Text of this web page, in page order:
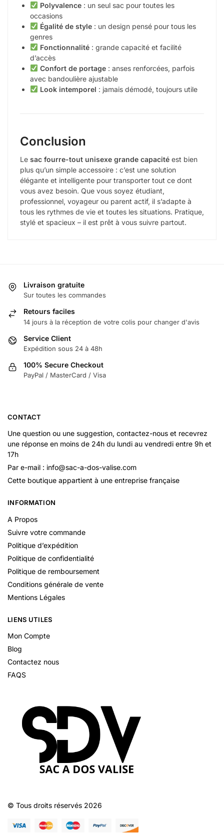
Polyvalence: un seul sac pour toutes les
occasions
Égalité de style: un design pensé pour tous les
genres
Fonctionnalité: grande capacité et facilité
d’accès
Confort de portage: anses renforcées, parfois
avec bandoulière ajustable
Look intemporel : jamais démodé, toujours utile
Conclusion
Le sac fourre-tout unisexe grande capacité est bien
plus qu’un simple accessoire : c’est une solution
élégante et intelligente pour transporter tout ce dont
vous avez besoin. Que vous soyez étudiant,
professionnel, voyageur ou parent actif, il s’adapte à
tous les rythmes de vie et toutes les situations. Pratique,
stylé et spacieux – il est prêt à vous suivre partout.
Livraison gratuite
Sur toutes les commandes
Retours faciles
14 jours à la réception de votre colis pour changer d'avis
Service Client
Expédition sous 24 à 48h
100% Secure Checkout
PayPal / MasterCard / Visa
CONTACT
Une question ou une suggestion, contactez-nous et recevrez
une réponse en moins de 24h du lundi au vendredi entre 9h et
17h
Par e-mail : info@sac-a-dos-valise.com
Cette boutique appartient à une entreprise française
INFORMATION
A Propos
Suivre votre commande
Politique d’expédition
Politique de confidentialité
Politique de remboursement
Conditions générale de vente
Mentions Légales
LIENS UTILES
Mon Compte
Blog
Contactez nous
FAQS
© Tous droits réservés 2026